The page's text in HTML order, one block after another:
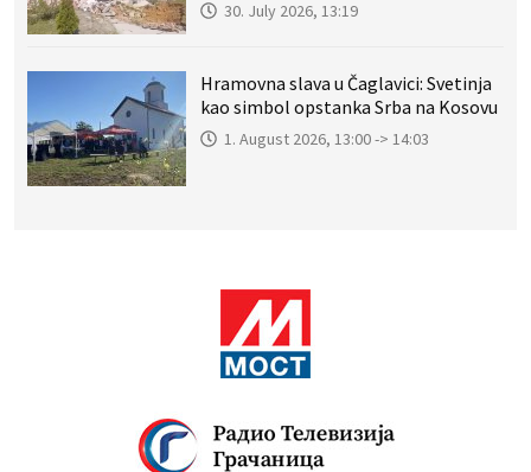
30. July 2026, 13:19
Hramovna slava u Čaglavici: Svetinja
kao simbol opstanka Srba na Kosovu
1. August 2026, 13:00 -> 14:03